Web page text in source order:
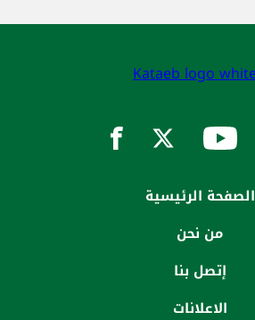
الصفحة الرئيسية
من نحن
إتصل بنا
الاعلانات